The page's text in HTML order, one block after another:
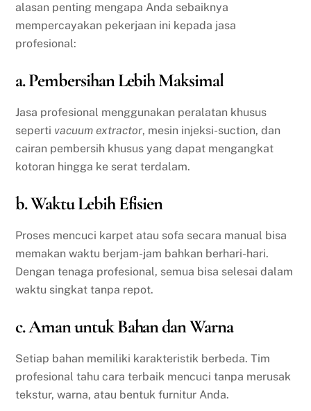
alasan penting mengapa Anda sebaiknya
mempercayakan pekerjaan ini kepada jasa
profesional:
a. Pembersihan Lebih Maksimal
Jasa profesional menggunakan peralatan khusus
seperti vacuum extractor, mesin injeksi-suction, dan
cairan pembersih khusus yang dapat mengangkat
kotoran hingga ke serat terdalam.
b. Waktu Lebih Efisien
Proses mencuci karpet atau sofa secara manual bisa
memakan waktu berjam-jam bahkan berhari-hari.
Dengan tenaga profesional, semua bisa selesai dalam
waktu singkat tanpa repot.
c. Aman untuk Bahan dan Warna
Setiap bahan memiliki karakteristik berbeda. Tim
profesional tahu cara terbaik mencuci tanpa merusak
tekstur, warna, atau bentuk furnitur Anda.